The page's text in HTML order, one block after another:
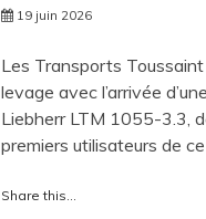
19 juin 2026
Les Transports
levage avec l’arrivée
Liebherr LTM 1055-3.3,
premiers utilisateurs de
Share this...